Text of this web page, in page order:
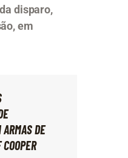
disparo,
em
ARMAS DE